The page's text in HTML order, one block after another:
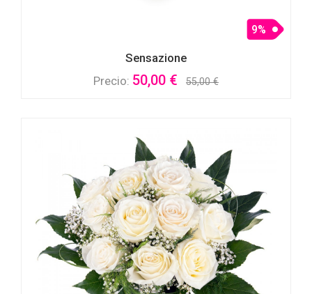
Sensazione
9%
Precio: 50,00 € 55,00 €